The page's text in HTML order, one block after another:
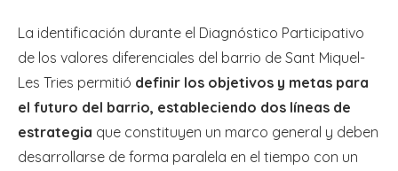
La identificación durante el Diagnóstico Participativo
de los valores diferenciales del barrio de Sant Miquel-
Les Tries permitió definir los objetivos y metas para
el futuro del barrio, estableciendo dos líneas de
estrategia que constituyen un marco general y deben
desarrollarse de forma paralela en el tiempo con un